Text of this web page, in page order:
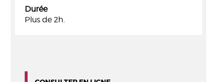
Durée
Plus de 2h.